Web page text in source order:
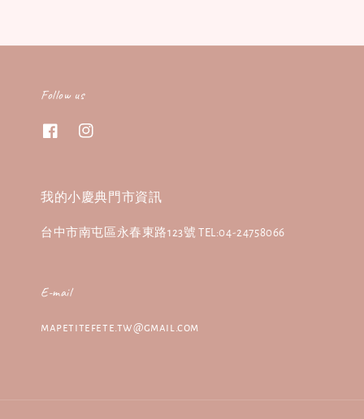
Follow us
我的小慶典門市資訊
台中市南屯區永春東路123號 TEL:04-24758066
E-mail
mapetitefete.tw@gmail.com